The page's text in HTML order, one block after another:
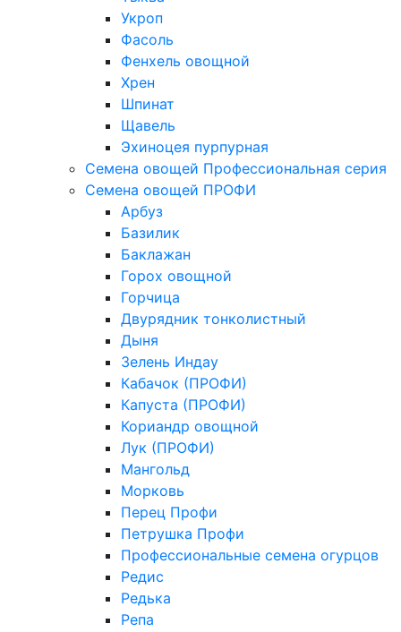
Укроп
Фасоль
Фенхель овощной
Хрен
Шпинат
Щавель
Эхиноцея пурпурная
Семена овощей Профессиональная серия
Семена овощей ПРОФИ
Арбуз
Базилик
Баклажан
Горох овощной
Горчица
Двурядник тонколистный
Дыня
Зелень Индау
Кабачок (ПРОФИ)
Капуста (ПРОФИ)
Кориандр овощной
Лук (ПРОФИ)
Мангольд
Морковь
Перец Профи
Петрушка Профи
Профессиональные семена огурцов
Редис
Редька
Репа